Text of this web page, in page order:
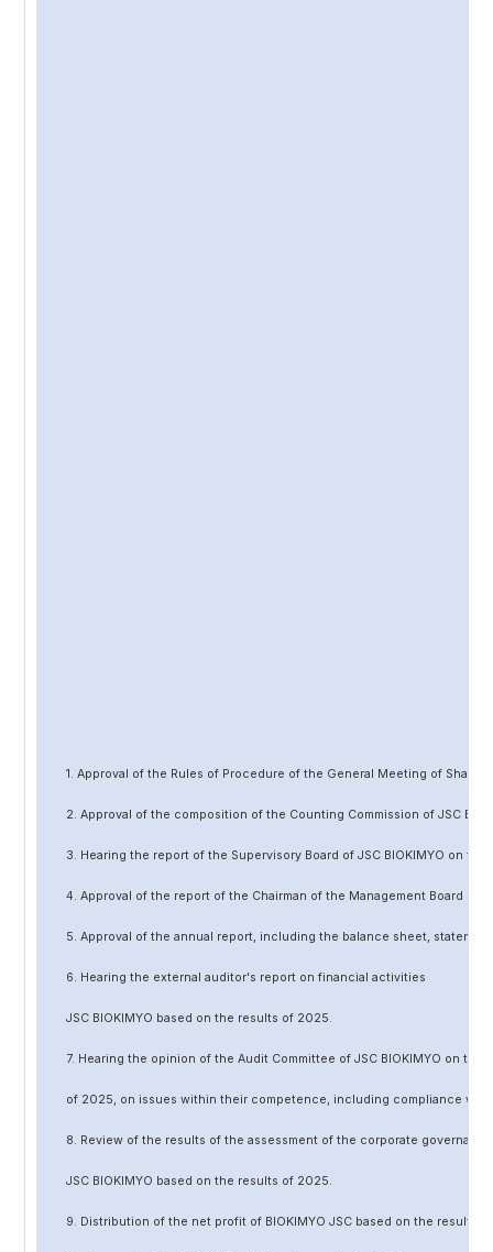
1. Approval of the Rules of Procedure of the General Meeting of
2. Approval of the composition of the Counting Commission of JSC
3. Hearing the report of the Supervisory Board of JSC BIOKIMYO on
4. Approval of the report of the Chairman of the Management Board
5. Approval of the annual report, including the balance sheet,
6. Hearing the external auditor's report on financial activities
JSC BIOKIMYO based on the results of 2025.
7. Hearing the opinion of the Audit Committee of JSC BIOKIMYO on the
of 2025, on issues within their competence, including compliance
8. Review of the results of the assessment of the corporate
JSC BIOKIMYO based on the results of 2025.
9. Distribution of the net profit of BIOKIMYO JSC based on the results